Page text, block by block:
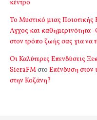
κέντρο
Το Μυστικό μιας
Αγχος και καθημερινότητα -
στον τρόπο ζωής σας για να
Οι Καλύτερες Επενδύσεις
SieraFMστο Επένδυση στον
στην Κοζάνη?